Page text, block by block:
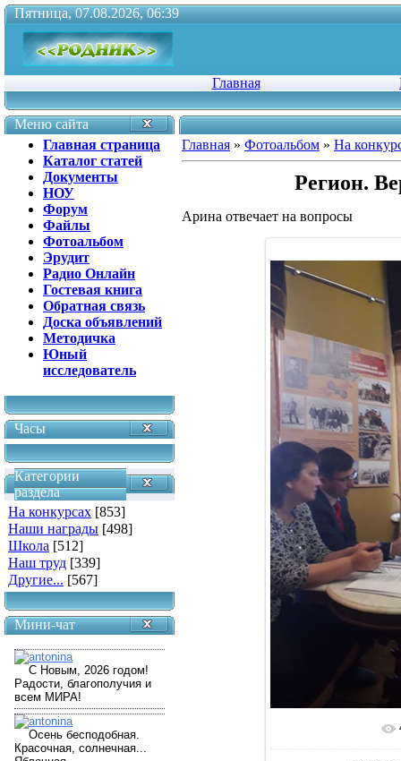
Пятница, 07.08.2026, 06:39
Главная
Меню сайта
Главная страница
Каталог статей
Документы
НОУ
Форум
Файлы
Фотоальбом
Эрудит
Радио Онлайн
Гостевая книга
Обратная связь
Доска объявлений
Методичка
Юный
исследователь
Часы
Категории
раздела
На конкурсах [853]
Наши награды [498]
Школа [512]
Наш труд [339]
Другие... [567]
Мини-чат
Главная » Фотоальбом » На
Регион.
Арина отвечает на вопросы
В